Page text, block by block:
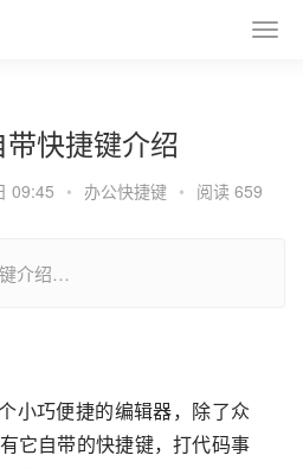
快捷键介绍
09:45 • 办公快捷键 • 阅读 659
介绍…
小巧便捷的编辑器，除了众
它自带的快捷键，打代码事